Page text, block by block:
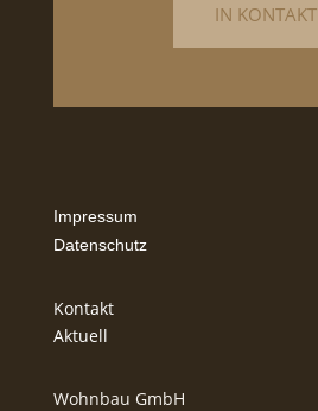
IN KONTAKT
Impressum
Datenschutz
Kontakt
Aktuell
Wohnbau GmbH